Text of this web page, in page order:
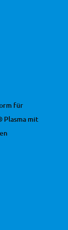
für
Plasma mit